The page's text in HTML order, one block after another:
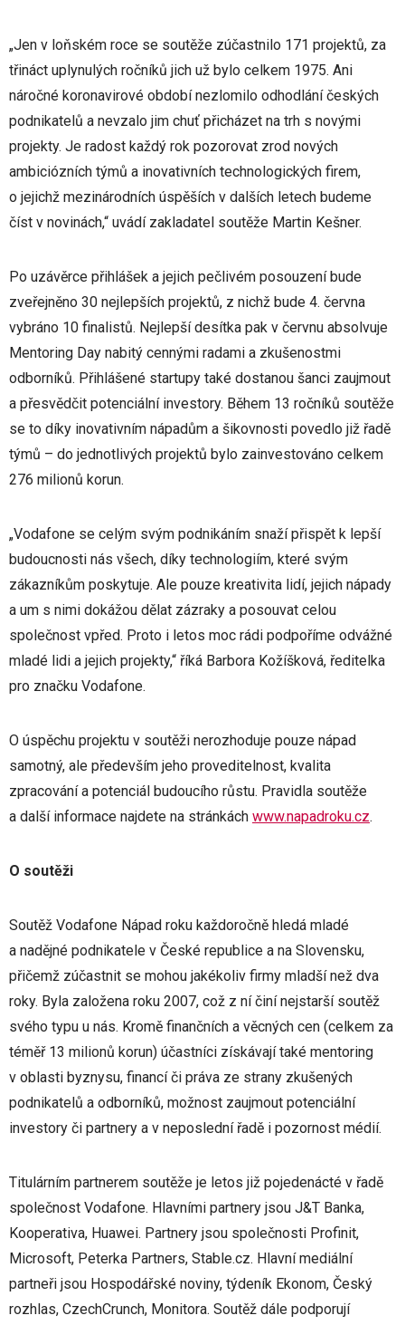
„Jen v loňském roce se soutěže zúčastnilo 171 projektů, za
třináct uplynulých ročníků jich už bylo celkem 1975. Ani
náročné koronavirové období nezlomilo odhodlání českých
podnikatelů a nevzalo jim chuť přicházet na trh s novými
projekty. Je radost každý rok pozorovat zrod nových
ambiciózních týmů a inovativních technologických firem,
o jejichž mezinárodních úspěších v dalších letech budeme
číst v novinách,“ uvádí zakladatel soutěže Martin Kešner.
Po uzávěrce přihlášek a jejich pečlivém posouzení bude
zveřejněno 30 nejlepších projektů, z nichž bude 4. června
vybráno 10 finalistů. Nejlepší desítka pak v červnu absolvuje
Mentoring Day nabitý cennými radami a zkušenostmi
odborníků. Přihlášené startupy také dostanou šanci zaujmout
a přesvědčit potenciální investory. Během 13 ročníků soutěže
se to díky inovativním nápadům a šikovnosti povedlo již řadě
týmů – do jednotlivých projektů bylo zainvestováno celkem
276 milionů korun.
„Vodafone se celým svým podnikáním snaží přispět k lepší
budoucnosti nás všech, díky technologiím, které svým
zákazníkům poskytuje. Ale pouze kreativita lidí, jejich nápady
a um s nimi dokážou dělat zázraky a posouvat celou
společnost vpřed. Proto i letos moc rádi podpoříme odvážné
mladé lidi a jejich projekty,“ říká Barbora Kožíšková, ředitelka
pro značku Vodafone.
O úspěchu projektu v soutěži nerozhoduje pouze nápad
samotný, ale především jeho proveditelnost, kvalita
zpracování a potenciál budoucího růstu. Pravidla soutěže
a další informace najdete na stránkách www.napadroku.cz.
O soutěži
Soutěž Vodafone Nápad roku každoročně hledá mladé
a nadějné podnikatele v České republice a na Slovensku,
přičemž zúčastnit se mohou jakékoliv firmy mladší než dva
roky. Byla založena roku 2007, což z ní činí nejstarší soutěž
svého typu u nás. Kromě finančních a věcných cen (celkem za
téměř 13 milionů korun) účastníci získávají také mentoring
v oblasti byznysu, financí či práva ze strany zkušených
podnikatelů a odborníků, možnost zaujmout potenciální
investory či partnery a v neposlední řadě i pozornost médií.
Titulárním partnerem soutěže je letos již pojedenácté v řadě
společnost Vodafone. Hlavními partnery jsou J&T Banka,
Kooperativa, Huawei. Partnery jsou společnosti Profinit,
Microsoft, Peterka Partners, Stable.cz. Hlavní mediální
partneři jsou Hospodářské noviny, týdeník Ekonom, Český
rozhlas, CzechCrunch, Monitora. Soutěž dále podporují